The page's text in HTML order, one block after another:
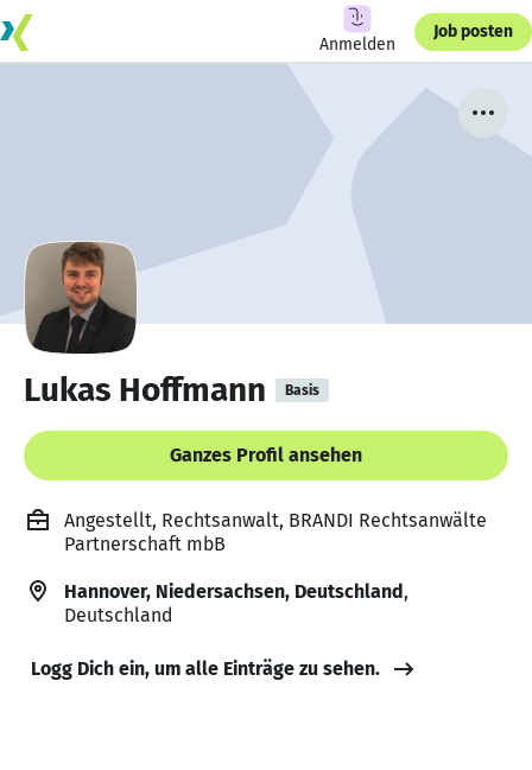
Anmelden
Job posten
Lukas Hoffmann Basis
Ganzes Profil ansehen
Angestellt, Rechtsanwalt, BRANDI Rechtsanwälte
Partnerschaft mbB
Hannover, Niedersachsen, Deutschland,
Deutschland
Logg Dich ein, um alle Einträge zu sehen.